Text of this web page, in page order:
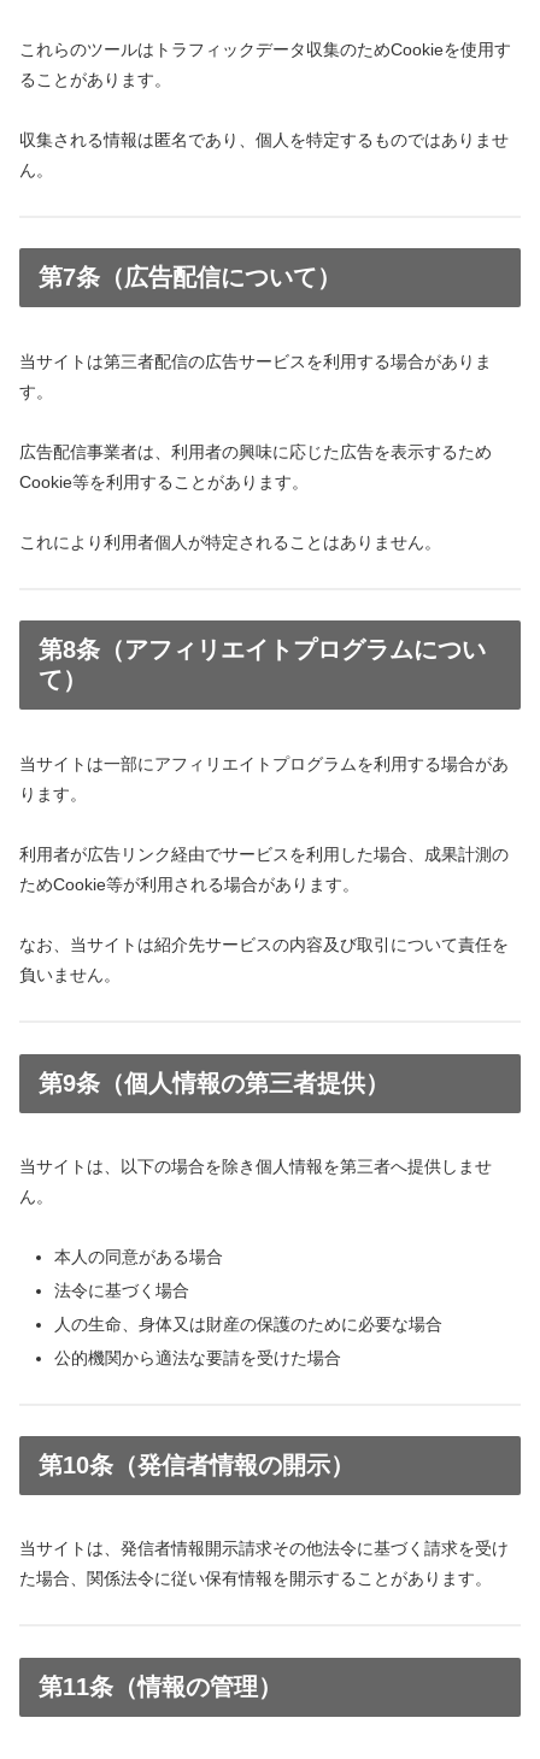
これらのツールはトラフィックデータ収集のためCookieを使用す
ることがあります。
収集される情報は匿名であり、個人を特定するものではありませ
ん。
第7条（広告配信について）
当サイトは第三者配信の広告サービスを利用する場合がありま
す。
広告配信事業者は、利用者の興味に応じた広告を表示するため
Cookie等を利用することがあります。
これにより利用者個人が特定されることはありません。
第8条（アフィリエイトプログラムについ
て）
当サイトは一部にアフィリエイトプログラムを利用する場合があ
ります。
利用者が広告リンク経由でサービスを利用した場合、成果計測の
ためCookie等が利用される場合があります。
なお、当サイトは紹介先サービスの内容及び取引について責任を
負いません。
第9条（個人情報の第三者提供）
当サイトは、以下の場合を除き個人情報を第三者へ提供しませ
ん。
本人の同意がある場合
法令に基づく場合
人の生命、身体又は財産の保護のために必要な場合
公的機関から適法な要請を受けた場合
第10条（発信者情報の開示）
当サイトは、発信者情報開示請求その他法令に基づく請求を受け
た場合、関係法令に従い保有情報を開示することがあります。
第11条（情報の管理）